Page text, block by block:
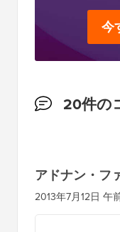
今
読
の
イ
ン
20件の
アドナン・フ
2013年7月12日 午